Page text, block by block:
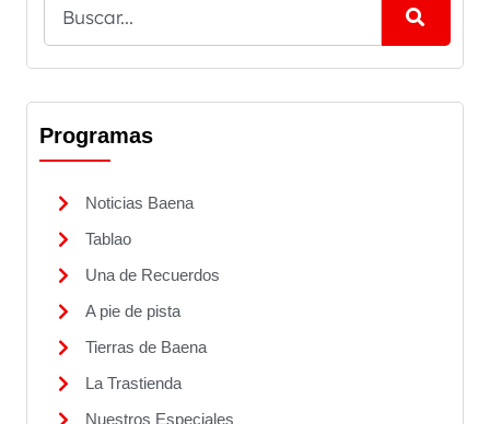
Programas
Noticias Baena
Tablao
Una de Recuerdos
A pie de pista
Tierras de Baena
La Trastienda
Nuestros Especiales